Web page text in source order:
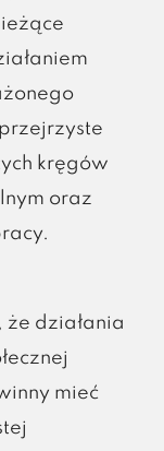
kręgów
oraz
działania
mieć